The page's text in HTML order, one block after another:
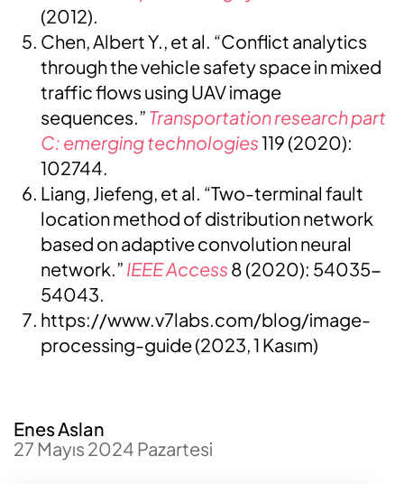
(2012).
Chen, Albert Y., et al. “Conflict analytics
through the vehicle safety space in mixed
traffic flows using UAV image
sequences.” Transportation research part
C: emerging technologies119 (2020):
102744.
Liang, Jiefeng, et al. “Two-terminal fault
location method of distribution network
based on adaptive convolution neural
network.” IEEE Access 8 (2020): 54035-
54043.
https://www.v7labs.com/blog/image-
processing-guide (2023, 1 Kasım)
Enes Aslan
27 Mayıs 2024 Pazartesi